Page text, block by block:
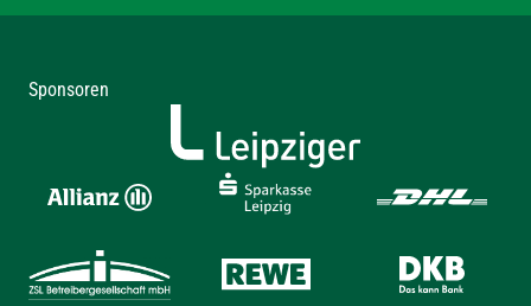
Sponsoren